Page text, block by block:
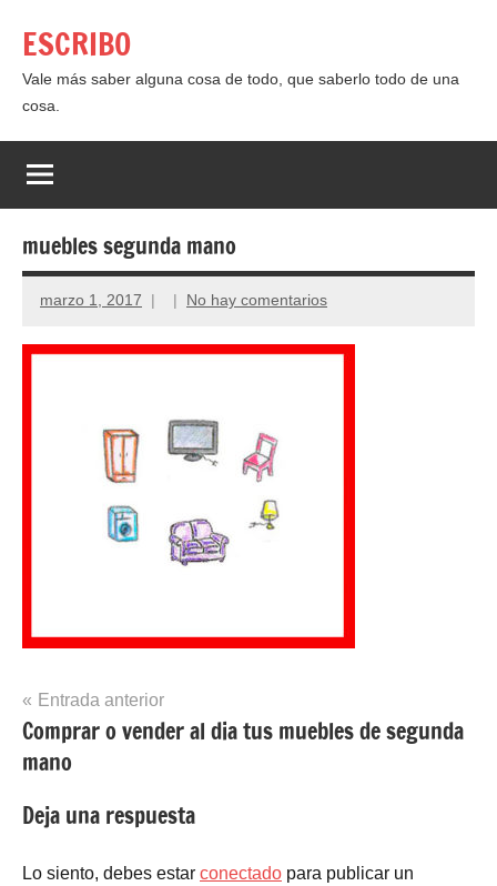
contenido
ESCRIBO
Vale más saber alguna cosa de todo, que saberlo todo de una
cosa.
muebles segunda mano
marzo 1, 2017 No hay comentarios
Navegación
de
entradas
Entrada anterior
Comprar o vender al dia tus muebles de segunda
mano
Deja una respuesta
Lo siento, debes estar conectado para publicar un